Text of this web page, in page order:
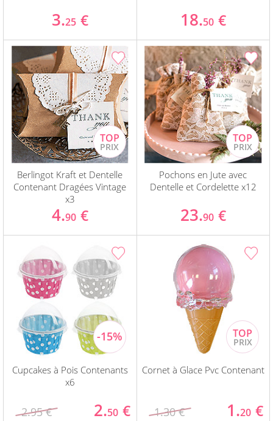
3.25 € 18.50 €
Berlingot Kraft et Dentelle
Contenant Dragées Vintage
x3
4.90 €
Pochons en Jute avec
Dentelle et Cordelette x12
23.90 €
Cupcakes à Pois Contenants
x6
2.95 € 2.50 €
Cornet à Glace Pvc Contenant
1.30 € 1.20 €